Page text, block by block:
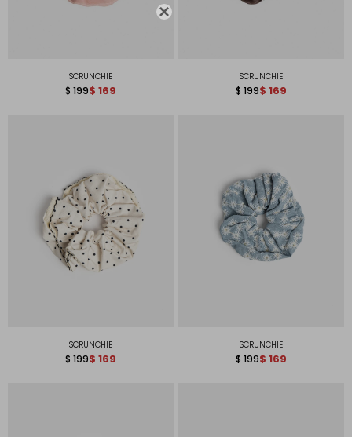

SCRUNCHIE
$ 199$ 169
SCRUNCHIE
$ 199$ 169
SCRUNCHIE
$ 199$ 169
SCRUNCHIE
$ 199$ 169